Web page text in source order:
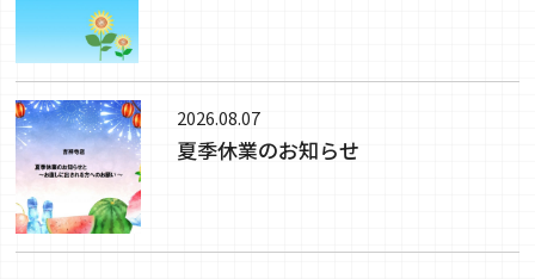
2026.08.07
夏季休業のお知らせ